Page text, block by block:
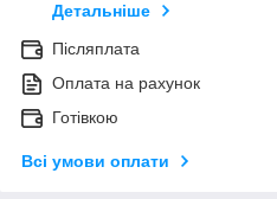
Детальніше
Післяплата
Оплата на рахунок
Готівкою
Всі умови оплати